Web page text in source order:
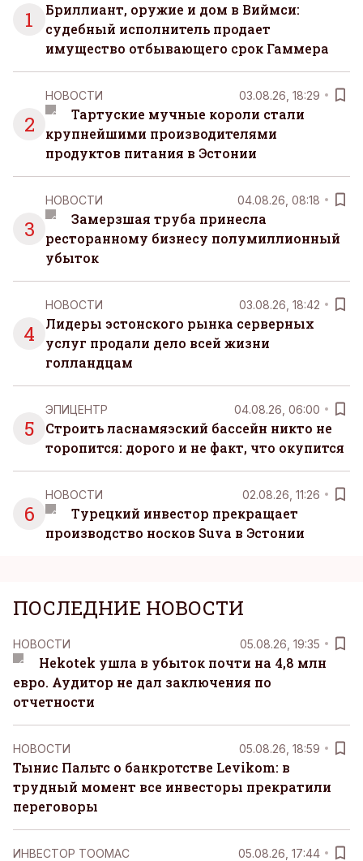
1
Бриллиант, оружие и дом в Виймси:
судебный исполнитель продает
имущество отбывающего срок Гаммера
2
НОВОСТИ 03.08.26, 18:29
Тартуские мучные короли стали
крупнейшими производителями
продуктов питания в Эстонии
3
НОВОСТИ 04.08.26, 08:18
Замерзшая труба принесла
ресторанному бизнесу полумиллионный
убыток
4
НОВОСТИ 03.08.26, 18:42
Лидеры эстонского рынка серверных
услуг продали дело всей жизни
голландцам
5
ЭПИЦЕНТР 04.08.26, 06:00
Строить ласнамяэский бассейн никто не
торопится: дорого и не факт, что окупится
6
НОВОСТИ 02.08.26, 11:26
Турецкий инвестор прекращает
производство носков Suva в Эстонии
ПОСЛЕДНИЕ НОВОСТИ
НОВОСТИ 05.08.26, 19:35
Hekotek ушла в убыток почти на 4,8 млн
евро. Аудитор не дал заключения по
отчетности
НОВОСТИ 05.08.26, 18:59
Тынис Пальтс о банкротстве Levikom: в
трудный момент все инвесторы прекратили
переговоры
ИНВЕСТОР ТООМАС 05.08.26, 17:44